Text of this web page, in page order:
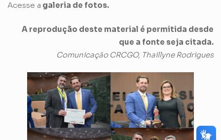
Acesse a galeria de fotos.
A reprodução deste material é permitida desde
que a fonte seja citada.
Comunicação CRCGO, Thaillyne Rodrigues